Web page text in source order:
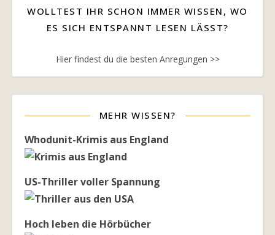
WOLLTEST IHR SCHON IMMER WISSEN, WO
ES SICH ENTSPANNT LESEN LÄSST?
Hier findest du die besten Anregungen >>
MEHR WISSEN?
Whodunit-Krimis aus England
US-Thriller voller Spannung
Hoch leben die Hörbücher